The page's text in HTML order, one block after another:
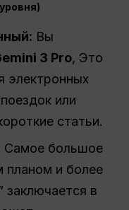
Вы
3 Pro, Это
электронных
или
статьи.
Самое большое
планом и более
заключается в